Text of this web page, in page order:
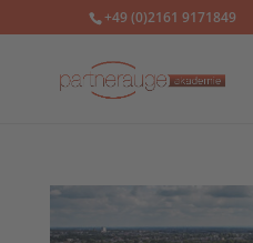
+49 (0)2161 9171849